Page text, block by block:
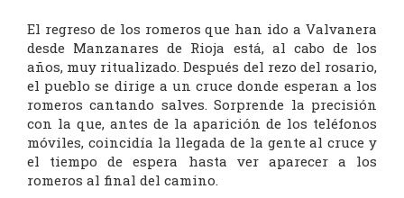
El regreso de los romeros que han ido a Valvanera
desde Manzanares de Rioja está, al cabo de los
años, muy ritualizado. Después del rezo del rosario,
el pueblo se dirige a un cruce donde esperan a los
romeros cantando salves. Sorprende la precisión
con la que, antes de la aparición de los teléfonos
móviles, coincidía la llegada de la gente al cruce y
el tiempo de espera hasta ver aparecer a los
romeros al final del camino.